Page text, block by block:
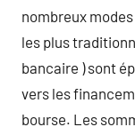
nombreux
les plus
bancaire ) sont
vers les
bourse. Les